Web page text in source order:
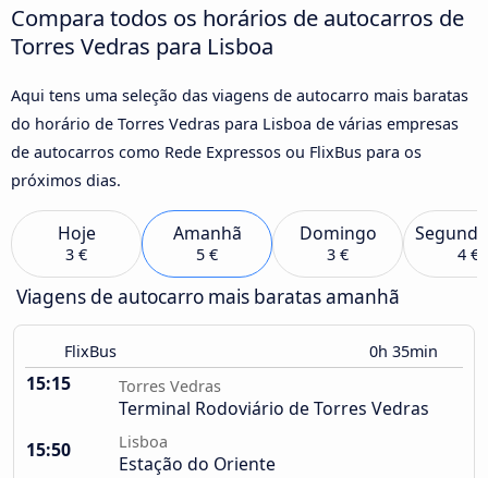
Compara todos os horários de autocarros de
Torres Vedras para Lisboa
Aqui tens uma seleção das viagens de autocarro mais baratas
do horário de Torres Vedras para Lisboa de várias empresas
de autocarros como Rede Expressos ou FlixBus para os
próximos dias.
Hoje
3 €
Amanhã
5 €
Domingo
3 € 4 €
Viagens de autocarro mais baratas amanhã
FlixBus 0h 35min
15:15 Torres Vedras
Terminal Rodoviário de Torres Vedras
15:50
Lisboa
Estação do Oriente